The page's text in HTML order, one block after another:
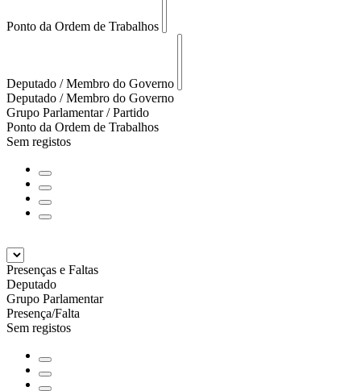
Ponto da Ordem de Trabalhos
Deputado / Membro do Governo
Deputado / Membro do Governo
Grupo Parlamentar / Partido
Ponto da Ordem de Trabalhos
Sem registos
Presenças e Faltas
Deputado
Grupo Parlamentar
Presença/Falta
Sem registos